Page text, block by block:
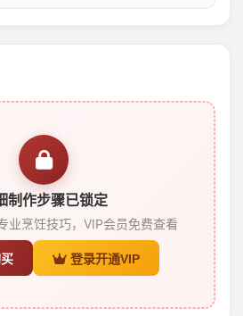
制作步骤已锁定
业烹饪技巧，VIP会员免费查看
登录开通VIP